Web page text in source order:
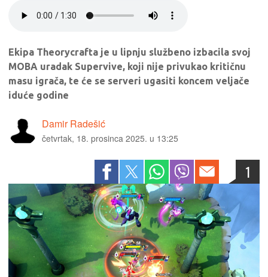
Ekipa Theorycrafta je u lipnju službeno izbacila svoj
MOBA uradak Supervive, koji nije privukao kritičnu
masu igrača, te će se serveri ugasiti koncem veljače
iduće godine
Damir Radešić
četvrtak, 18. prosinca 2025. u 13:25
1